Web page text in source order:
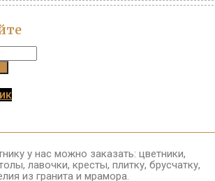
у нас можно заказать: цветники,
лавочки, кресты, плитку, брусчатку,
из гранита и мрамора.